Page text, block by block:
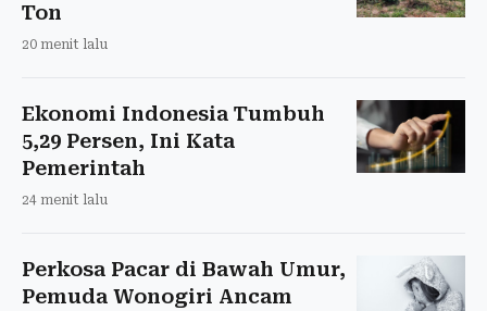
Ton
20 menit lalu
Ekonomi Indonesia Tumbuh
5,29 Persen, Ini Kata
Pemerintah
24 menit lalu
Perkosa Pacar di Bawah Umur,
Pemuda Wonogiri Ancam